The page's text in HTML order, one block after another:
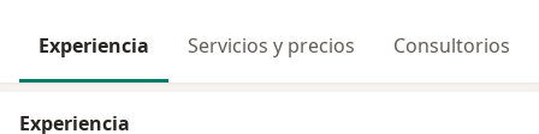
Experiencia Servicios y precios Consultorios
Experiencia